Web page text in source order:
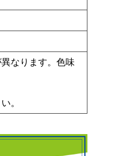
なります。色味
。